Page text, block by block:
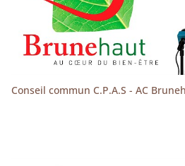
Conseil commun C.P.A.S - AC